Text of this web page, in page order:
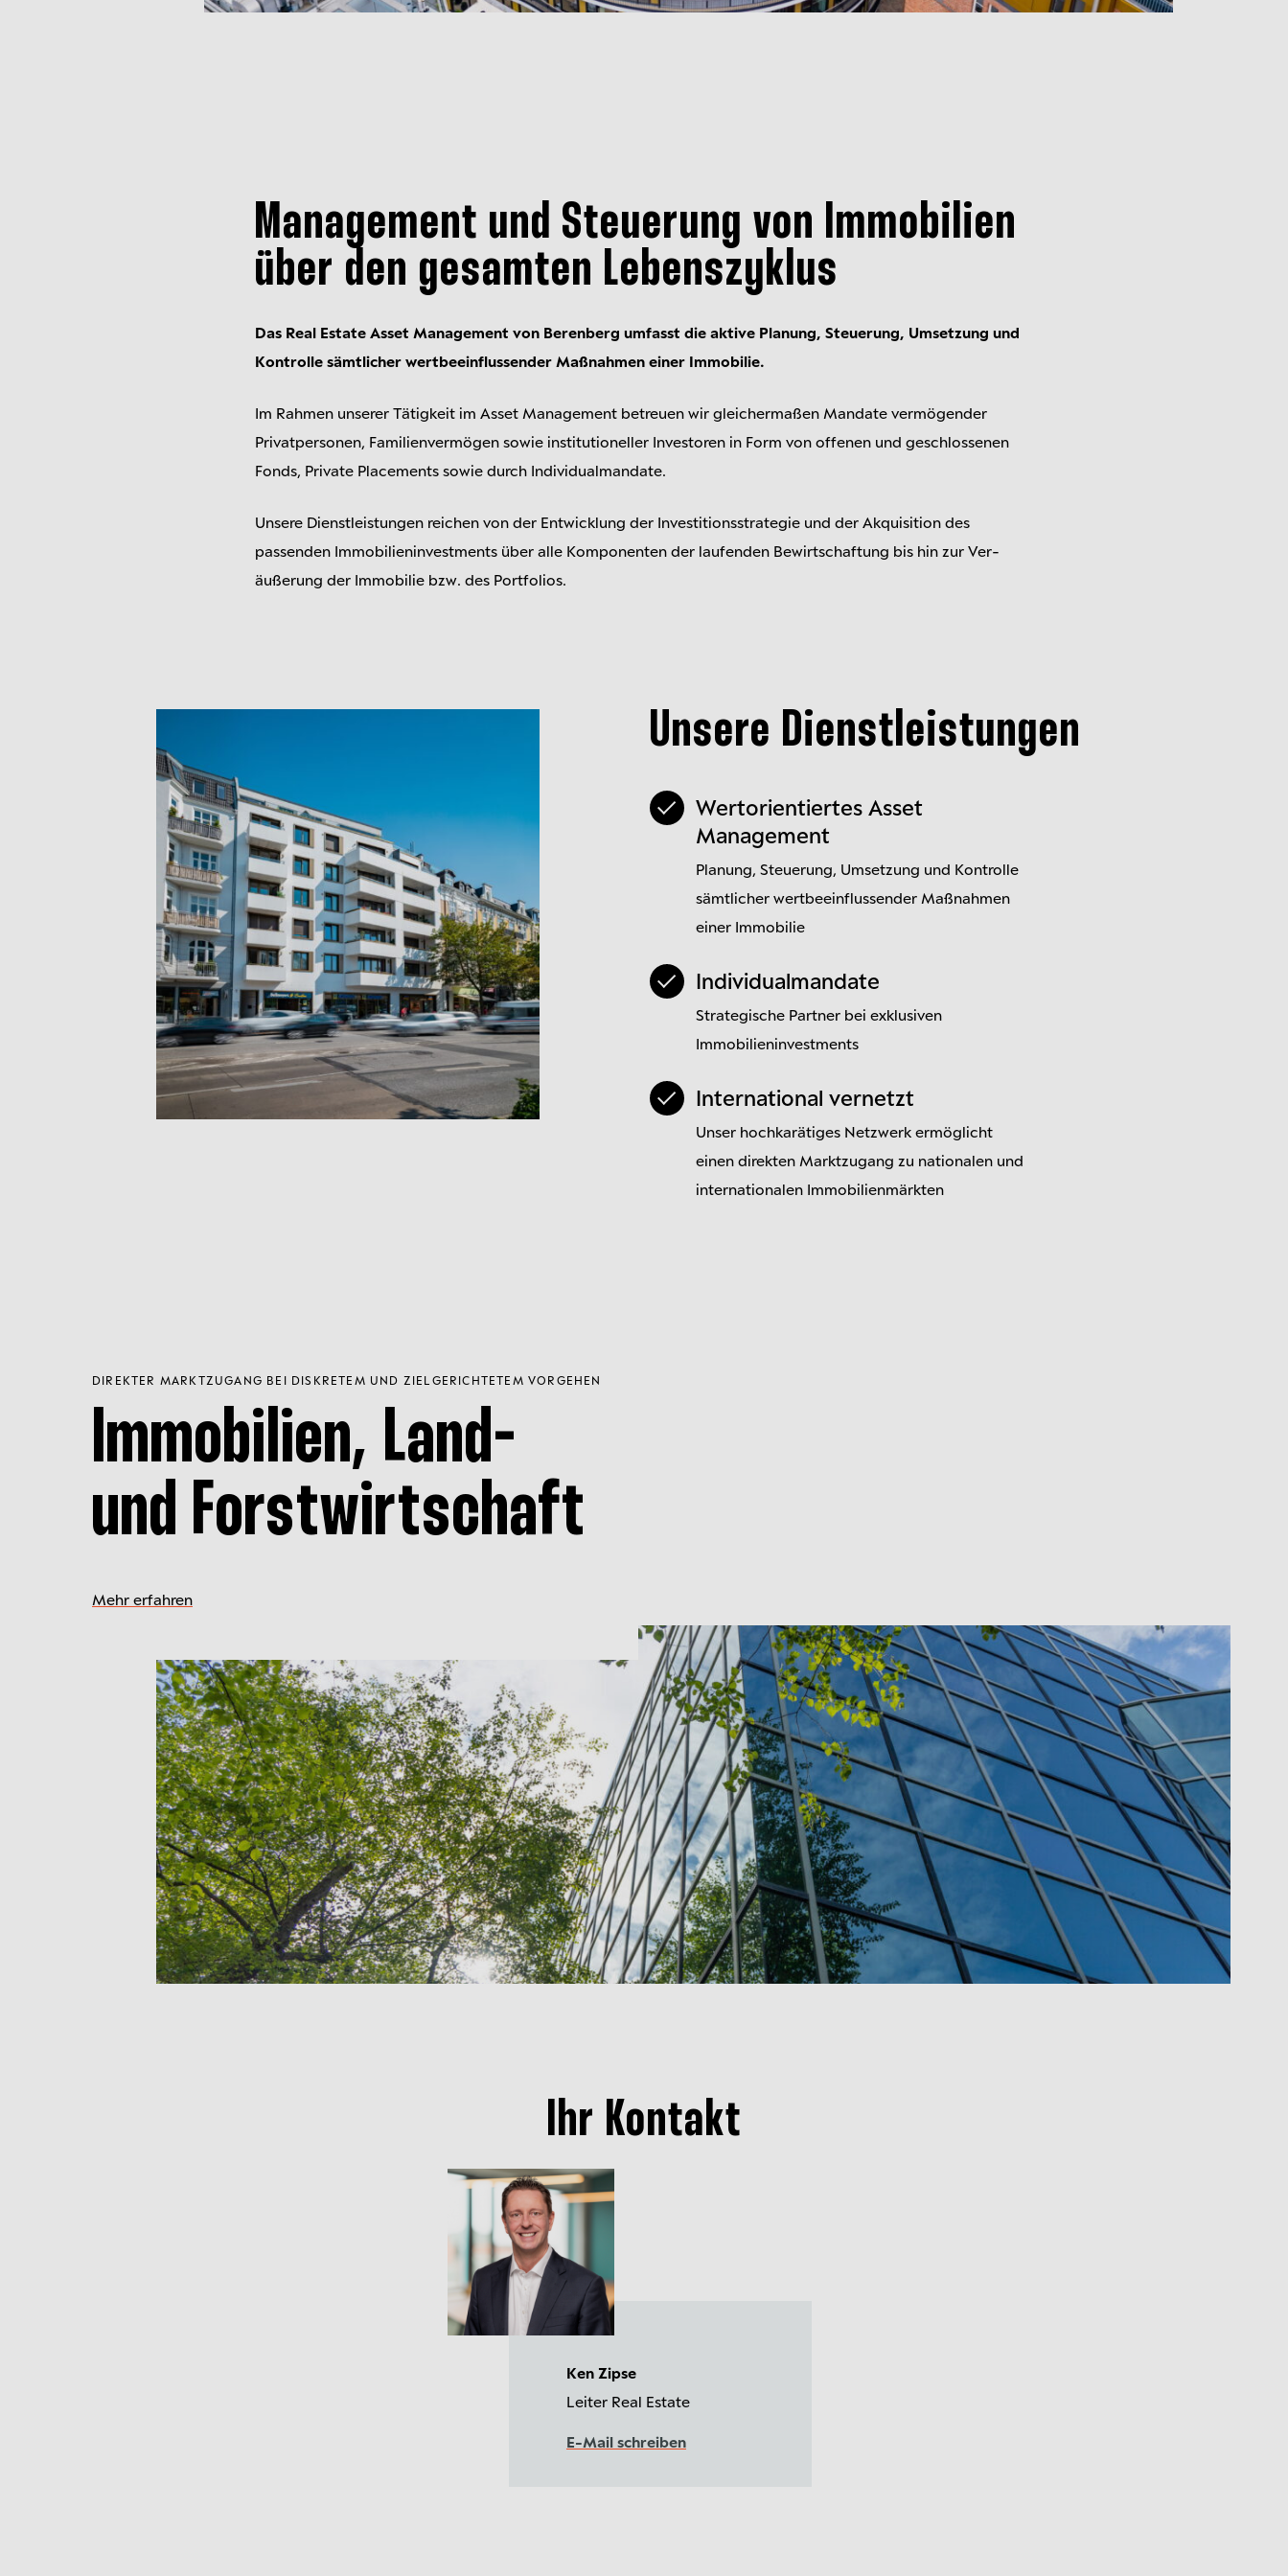
Management und Steuerung von Immobilien
über den gesamten Lebenszyklus
Das Real Estate Asset Management von Berenberg umfasst die aktive Planung, Steuerung, Umsetzung und
Kontrolle sämtlicher wert­beein­flussen­der Maß­nahmen einer Immobilie.
Im Rahmen unserer Tätigkeit im Asset Management betreuen wir gleicher­maßen Mandate vermö­gender
Privat­personen, Familien­vermögen sowie institutio­neller Investoren in Form von offenen und geschlossenen
Fonds, Private Place­ments sowie durch Individual­mandate.
Unsere Dienstleistungen reichen von der Entwick­lung der Investitions­strategie und der Akquisition des
passenden Immo­bilien­invest­ments über alle Kompo­nenten der laufen­den Bewirt­schaftung bis hin zur Ver­
äußerung der Immobilie bzw. des Port­folios.
Unsere Dienstleistungen
Wertorientiertes Asset
Management
Planung, Steuerung, Umsetzung und Kontrolle
sämtlicher wertbeeinflussender Maßnahmen
einer Immobilie
Individualmandate
Strategische Partner bei exklusiven
Immobilieninvestments
International vernetzt
Unser hochkarätiges Netzwerk ermöglicht
einen direkten Marktzugang zu nationalen und
internationalen Immobilienmärkten
DIREKTER MARKTZUGANG BEI DISKRETEM UND ZIELGERICHTETEM VORGEHEN
Immobilien, Land-
und Forstwirtschaft
Mehr erfahren
Ihr Kontakt
Ken Zipse
Leiter Real Estate
E-Mail schreiben